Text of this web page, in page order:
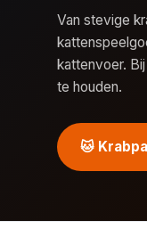
Van stevige
kattenvoer.
te houden.
🐱